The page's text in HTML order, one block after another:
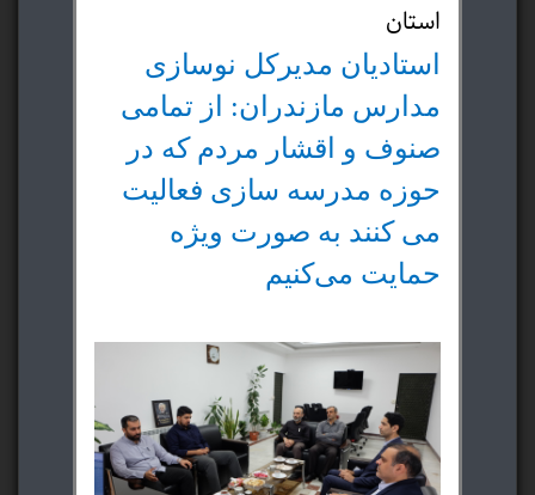
استان
استادیان مدیرکل نوسازی
مدارس مازندران: از تمامی
صنوف و اقشار مردم که در
حوزه مدرسه سازی فعالیت
می کنند به صورت ویژه
حمایت می‌کنیم